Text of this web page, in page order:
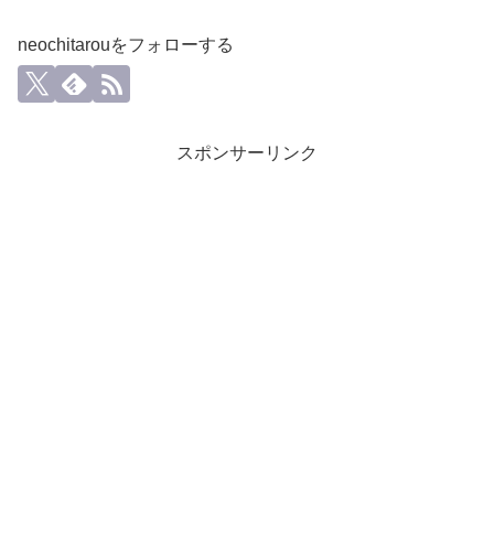
neochitarouをフォローする
スポンサーリンク